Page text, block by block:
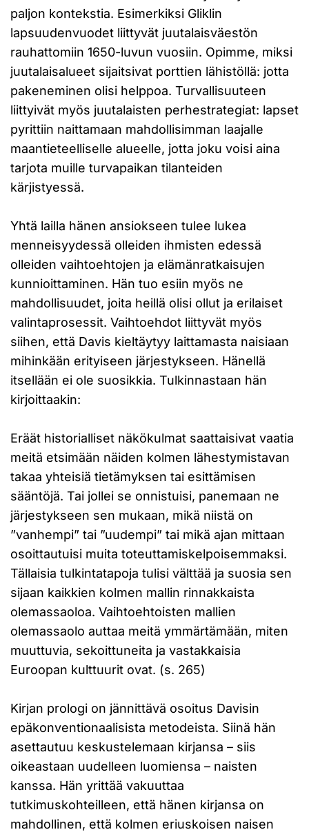
paljon kontekstia. Esimerkiksi Gliklin
lapsuudenvuodet liittyvät juutalaisväestön
rauhattomiin 1650-luvun vuosiin. Opimme, miksi
juutalaisalueet sijaitsivat porttien lähistöllä: jotta
pakeneminen olisi helppoa. Turvallisuuteen
liittyivät myös juutalaisten perhestrategiat: lapset
pyrittiin naittamaan mahdollisimman laajalle
maantieteelliselle alueelle, jotta joku voisi aina
tarjota muille turvapaikan tilanteiden
kärjistyessä.
Yhtä lailla hänen ansiokseen tulee lukea
menneisyydessä olleiden ihmisten edessä
olleiden vaihtoehtojen ja elämänratkaisujen
kunnioittaminen. Hän tuo esiin myös ne
mahdollisuudet, joita heillä olisi ollut ja erilaiset
valintaprosessit. Vaihtoehdot liittyvät myös
siihen, että Davis kieltäytyy laittamasta naisiaan
mihinkään erityiseen järjestykseen. Hänellä
itsellään ei ole suosikkia. Tulkinnastaan hän
kirjoittaakin:
Eräät historialliset näkökulmat saattaisivat vaatia
meitä etsimään näiden kolmen lähestymistavan
takaa yhteisiä tietämyksen tai esittämisen
sääntöjä. Tai jollei se onnistuisi, panemaan ne
järjestykseen sen mukaan, mikä niistä on
”vanhempi” tai ”uudempi” tai mikä ajan mittaan
osoittautuisi muita toteuttamiskelpoisemmaksi.
Tällaisia tulkintatapoja tulisi välttää ja suosia sen
sijaan kaikkien kolmen mallin rinnakkaista
olemassaoloa. Vaihtoehtoisten mallien
olemassaolo auttaa meitä ymmärtämään, miten
muuttuvia, sekoittuneita ja vastakkaisia
Euroopan kulttuurit ovat. (s. 265)
Kirjan prologi on jännittävä osoitus Davisin
epäkonventionaalisista metodeista. Siinä hän
asettautuu keskustelemaan kirjansa – siis
oikeastaan uudelleen luomiensa – naisten
kanssa. Hän yrittää vakuuttaa
tutkimuskohteilleen, että hänen kirjansa on
mahdollinen, että kolmen eriuskoisen naisen